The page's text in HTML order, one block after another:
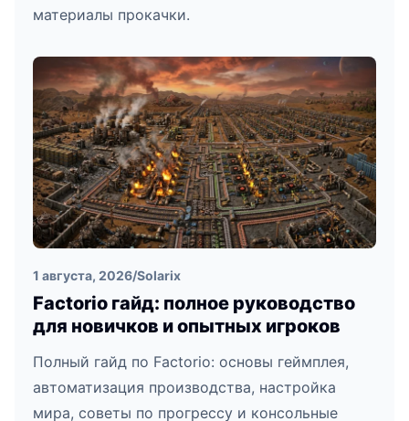
материалы прокачки.
1 августа, 2026/Solarix
Factorio гайд: полное руководство
для новичков и опытных игроков
Полный гайд по Factorio: основы геймплея,
автоматизация производства, настройка
мира, советы по прогрессу и консольные